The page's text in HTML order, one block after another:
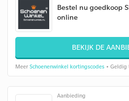
Bestel nu goedkoop
online
BEKIJK DE
Meer Schoenenwinkel kortingscodes • Geldig
Aanbieding